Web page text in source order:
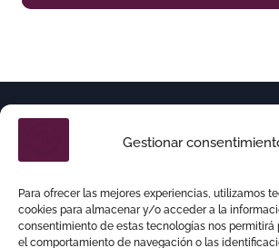
Gestionar
Para ofrecer las mejores experiencias, utilizamos
cookies para almacenar y/o acceder a la
consentimiento de estas tecnologías nos permitirá
el comportamiento de navegación o las